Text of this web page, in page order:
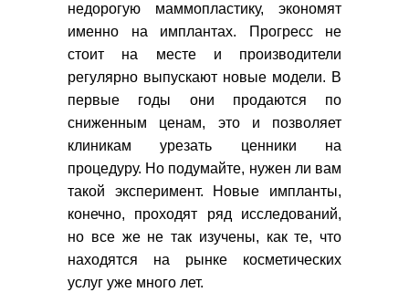
недорогую маммопластику, экономят
именно на имплантах. Прогресс не
стоит на месте и производители
регулярно выпускают новые модели. В
первые годы они продаются по
сниженным ценам, это и позволяет
клиникам урезать ценники на
процедуру. Но подумайте, нужен ли вам
такой эксперимент. Новые импланты,
конечно, проходят ряд исследований,
но все же не так изучены, как те, что
находятся на рынке косметических
услуг уже много лет.